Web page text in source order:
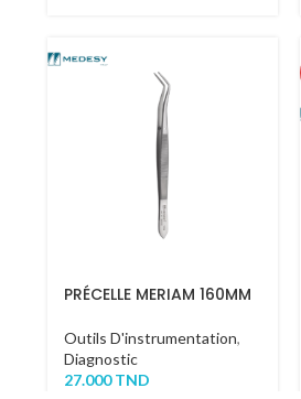
PRÉCELLE MERIAM 160MM
Outils D'instrumentation,
Diagnostic
27.000TND